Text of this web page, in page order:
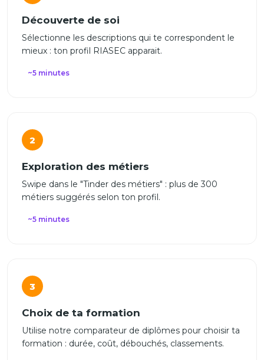
Découverte de soi
Sélectionne les descriptions qui te correspondent le
mieux : ton profil RIASEC apparait.
~5 minutes
2
Exploration des métiers
Swipe dans le "Tinder des métiers" : plus de 300
métiers suggérés selon ton profil.
~5 minutes
3
Choix de ta formation
Utilise notre comparateur de diplômes pour choisir ta
formation : durée, coût, débouchés, classements.